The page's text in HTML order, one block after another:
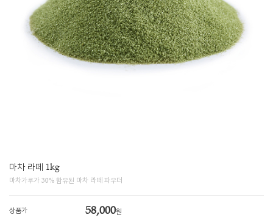
마차 라떼 1kg
마차가루가 30% 함유된 마차 라떼 파우더
상품가 58,000원